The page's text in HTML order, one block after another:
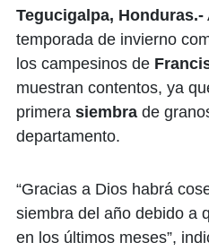
Tegucigalpa, Honduras.-
temporada de invierno
los campesinos de
muestran contentos, ya
primera siembra de
departamento.
“Gracias a Dios habrá
siembra del año debido a
en los últimos meses”,